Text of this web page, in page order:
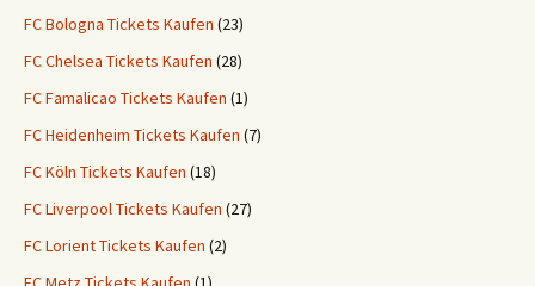
FC Bologna Tickets Kaufen (23)
FC Chelsea Tickets Kaufen (28)
FC Famalicao Tickets Kaufen (1)
FC Heidenheim Tickets Kaufen (7)
FC Köln Tickets Kaufen (18)
FC Liverpool Tickets Kaufen (27)
FC Lorient Tickets Kaufen (2)